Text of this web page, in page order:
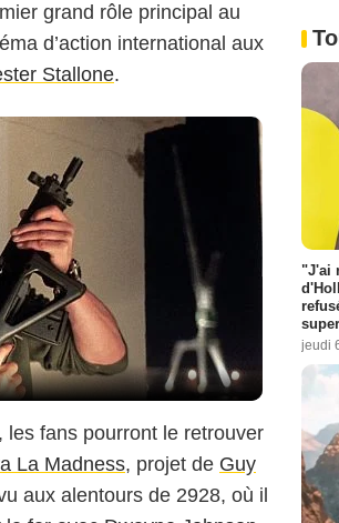
grand rôle principal au
d’action international aux
Stallone.
fans pourront le retrouver
La Madness, projet de Guy
aux alentours de 2928, où il
"J'ai
jeudi